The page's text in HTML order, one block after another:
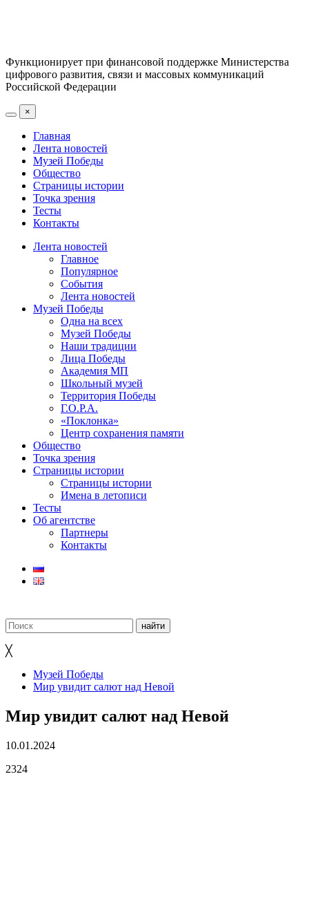
Функционирует при финансовой поддержке Министерства
цифрового развития, связи и массовых коммуникаций
Российской Федерации
×
Главная
Лента новостей
Музей Победы
Общество
Страницы истории
Точка зрения
Тесты
Контакты
Лента новостей
Главное
Популярное
События
Лента новостей
Музей Победы
Одна на всех
Музей Победы
Наши традиции
Лица Победы
Академия МП
Школьный музей
Территория Победы
Г.О.Р.А.
«Поклонка»
Центр сохранения памяти
Общество
Точка зрения
Страницы истории
Страницы истории
Имена в летописи
Тесты
Об агентстве
Партнеры
Контакты
╳
Музей Победы
Мир увидит салют над Невой
Мир увидит салют над Невой
10.01.2024
2324